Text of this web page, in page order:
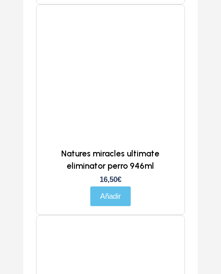
Natures miracles ultimate
eliminator perro 946ml
16,50€
Añadir